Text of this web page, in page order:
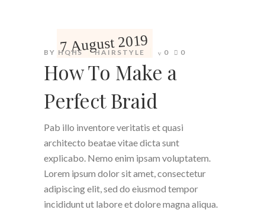
7 August 2019
BY HQHS HAIRSTYLE 0 0
How To Make a
Perfect Braid
Pab illo inventore veritatis et quasi
architecto beatae vitae dicta sunt
explicabo. Nemo enim ipsam voluptatem.
Lorem ipsum dolor sit amet, consectetur
adipiscing elit, sed do eiusmod tempor
incididunt ut labore et dolore magna aliqua.